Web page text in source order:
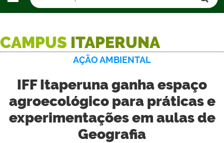
CAMPUS ITAPERUNA
AÇÃO AMBIENTAL
IFF Itaperuna ganha espaço
agroecológico para práticas e
experimentações em aulas de
Geografia